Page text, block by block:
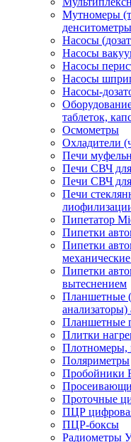
Мутномеры
Насосы
Насосы
Насосы
Насосы
Насосы-
таблеток,
Осмометры
Охладители
Печи
Печи СВЧ
Печи СВЧ
Печи
Пипетатор
Пипетки
Пипетки
Пипетки
вытеснением
Планшетные
анализаторы)
Планшетные
Плитки
Плотномеры,
Поляриметры
Пробойники
Проточные
ПЦР
ПЦР-боксы
Радиометры